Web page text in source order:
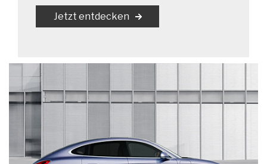
Jetzt entdecken